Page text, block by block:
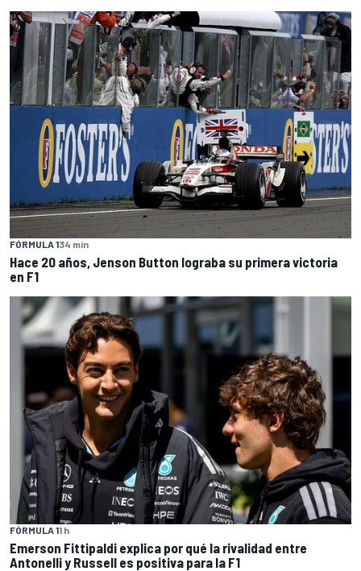
FÓRMULA 134 min
Hace 20 años, Jenson Button lograba su primera victoria
en F1
FÓRMULA 11 h
Emerson Fittipaldi explica por qué la rivalidad entre
Antonelli y Russell es positiva para la F1